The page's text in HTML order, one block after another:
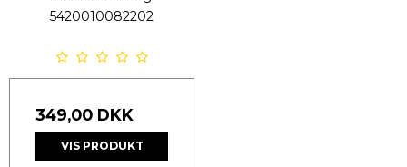
5420010082202
349,00 DKK
VIS PRODUKT